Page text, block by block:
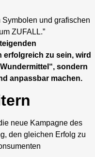
erfolgreich zu sein, wird
sondern
anpassbar machen.
neue Kampagne des
den gleichen Erfolg zu